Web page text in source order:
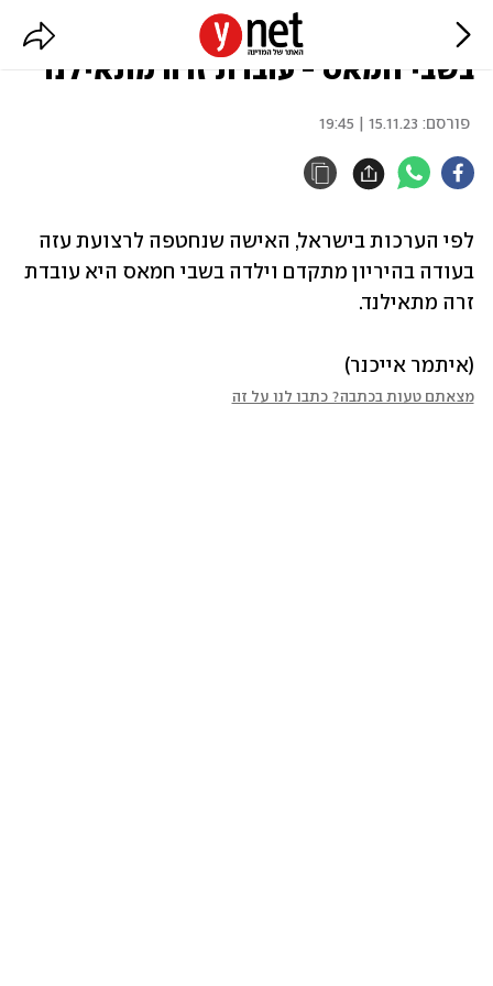
בישראל מעריכים: החטופה שילדה
בשבי חמאס - עובדת זרה מתאילנד
פורסם: 15.11.23 | 19:45
זרה מתאילנד.
(איתמר אייכנר)
מצאתם טעות בכתבה? כתבו לנו על זה